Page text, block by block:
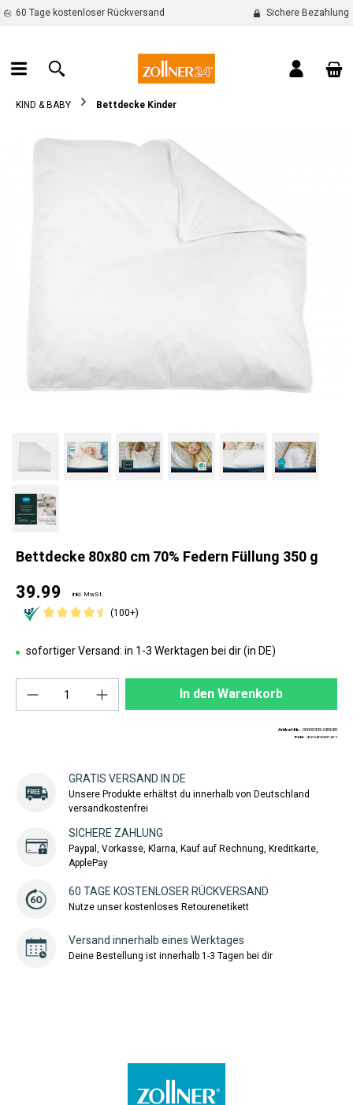
springen
60 Tage kostenloser Rückversand Sichere Bezahlung
KIND & BABY Bettdecke Kinder
Bildergalerie überspringen
Bettdecke 80x80 cm 70% Federn Füllung 350 g
39.99 inkl. MwSt.
(100+)
sofortiger Versand: in 1-3 Werktagen bei dir (in DE)
Produkt Anzahl: Gib den gewünschten
In den Warenkorb
Artikel-Nr.: 00000335-080080
EAN: 4260408431417
GRATIS VERSAND IN DE
Unsere Produkte erhältst du innerhalb von Deutschland
versandkostenfrei
SICHERE ZAHLUNG
Paypal, Vorkasse, Klarna, Kauf auf Rechnung, Kreditkarte,
ApplePay
60 TAGE KOSTENLOSER RÜCKVERSAND
Nutze unser kostenloses Retourenetikett
Versand innerhalb eines Werktages
Deine Bestellung ist innerhalb 1-3 Tagen bei dir